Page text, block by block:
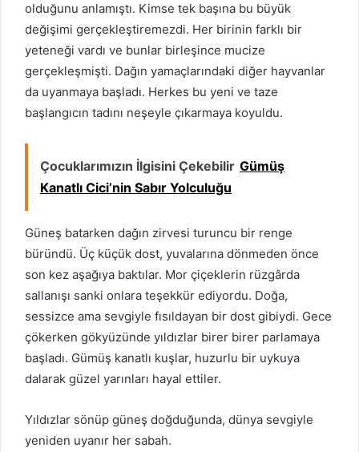
olduğunu anlamıştı. Kimse tek başına bu büyük
değişimi gerçekleştiremezdi. Her birinin farklı bir
yeteneği vardı ve bunlar birleşince mucize
gerçekleşmişti. Dağın yamaçlarındaki diğer hayvanlar
da uyanmaya başladı. Herkes bu yeni ve taze
başlangıcın tadını neşeyle çıkarmaya koyuldu.
Çocuklarımızın İlgisini Çekebilir Gümüş
Kanatlı Cici’nin Sabır Yolculuğu
Güneş batarken dağın zirvesi turuncu bir renge
büründü. Üç küçük dost, yuvalarına dönmeden önce
son kez aşağıya baktılar. Mor çiçeklerin rüzgârda
sallanışı sanki onlara teşekkür ediyordu. Doğa,
sessizce ama sevgiyle fısıldayan bir dost gibiydi. Gece
çökerken gökyüzünde yıldızlar birer birer parlamaya
başladı. Gümüş kanatlı kuşlar, huzurlu bir uykuya
dalarak güzel yarınları hayal ettiler.
Yıldızlar sönüp güneş doğduğunda, dünya sevgiyle
yeniden uyanır her sabah.